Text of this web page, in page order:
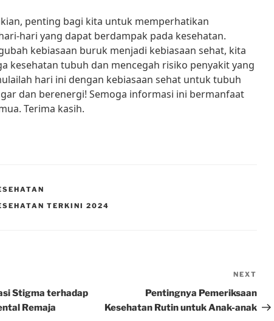
penting bagi kita untuk memperhatikan
hari yang dapat berdampak pada kesehatan.
kebiasaan buruk menjadi kebiasaan sehat, kita
kesehatan tubuh dan mencegah risiko penyakit yang
hari ini dengan kebiasaan sehat untuk tubuh
dan berenergi! Semoga informasi ini bermanfaat
Terima kasih.
TERKINI 2024
Stigma terhadap
Remaja
Post
NEXT
Pentingnya Pemeriksaan
Kesehatan Rutin untuk Anak-anak